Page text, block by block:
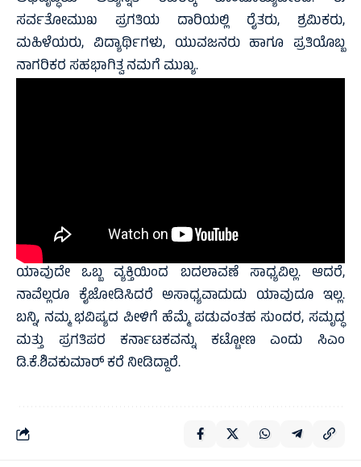
ಸರ್ವತೋಮುಖ ಪ್ರಗತಿಯ ದಾರಿಯಲ್ಲಿ ರೈತರು, ಶ್ರಮಿಕರು,
ಮಹಿಳೆಯರು, ವಿದ್ಯಾರ್ಥಿಗಳು, ಯುವಜನರು ಹಾಗೂ ಪ್ರತಿಯೊಬ್ಬ
ನಾಗರಿಕರ ಸಹಭಾಗಿತ್ವ ನಮಗೆ ಮುಖ್ಯ.
ಯಾವುದೇ ಒಬ್ಬ ವ್ಯಕ್ತಿಯಿಂದ ಬದಲಾವಣೆ ಸಾಧ್ಯವಿಲ್ಲ. ಆದರೆ,
ನಾವೆಲ್ಲರೂ ಕೈಜೋಡಿಸಿದರೆ ಅಸಾಧ್ಯವಾದುದು ಯಾವುದೂ ಇಲ್ಲ.
ಬನ್ನಿ, ನಮ್ಮ ಭವಿಷ್ಯದ ಪೀಳಿಗೆ ಹೆಮ್ಮೆ ಪಡುವಂತಹ ಸುಂದರ, ಸಮೃದ್ಧ
ಮತ್ತು ಪ್ರಗತಿಪರ ಕರ್ನಾಟಕವನ್ನು ಕಟ್ಟೋಣ ಎಂದು ಸಿಎಂ
ಡಿ.ಕೆ.ಶಿವಕುಮಾರ್‌ ಕರೆ ನೀಡಿದ್ದಾರೆ.